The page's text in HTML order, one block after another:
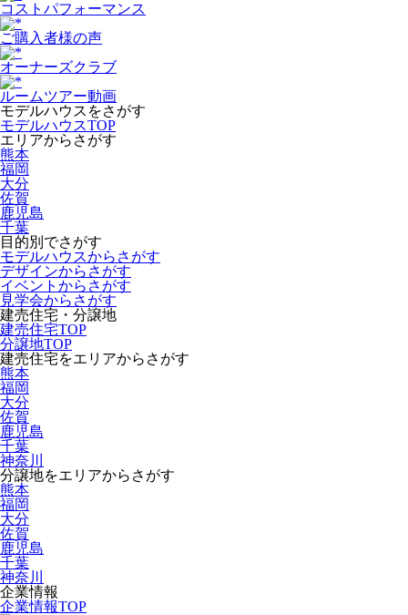
コストパフォーマンス
ご購入者様の声
オーナーズクラブ
ルームツアー動画
モデルハウスをさがす
モデルハウスTOP
エリアからさがす
熊本
福岡
大分
佐賀
鹿児島
千葉
目的別でさがす
モデルハウスからさがす
デザインからさがす
イベントからさがす
見学会からさがす
建売住宅・分譲地
建売住宅TOP
分譲地TOP
建売住宅をエリアからさがす
熊本
福岡
大分
佐賀
鹿児島
千葉
神奈川
分譲地をエリアからさがす
熊本
福岡
大分
佐賀
鹿児島
千葉
神奈川
企業情報
企業情報TOP